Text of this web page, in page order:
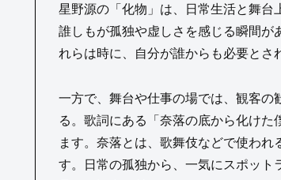
星野源の「化物」は、日常生活と舞台
誰しもが孤独や虚しさを感じる瞬間が
れらは時に、自分が誰からも必要とさ
一方で、舞台や仕事の場では、観客の
る。歌詞にある「奈落の底から化け
ます。奈落とは、歌舞伎などで使わ
す。日常の孤独から、一気にスポット